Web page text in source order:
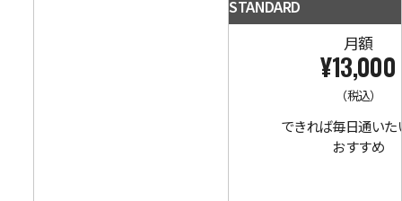
STANDARD
月額
¥13,000
（税込）
できれば毎日通いた
おすすめ